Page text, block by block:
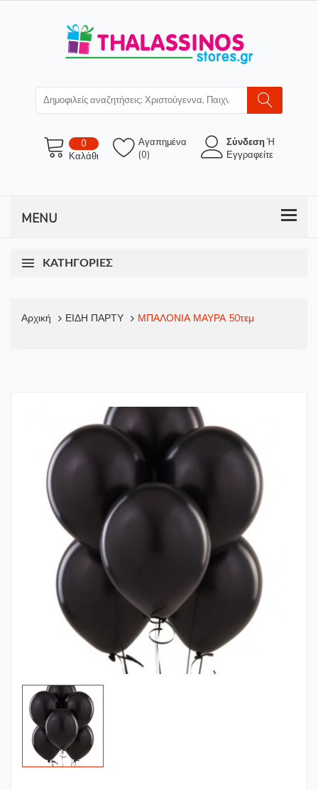
0
Καλάθι
Αγαπημένα
(0)
ΣύνδεσηΉ
Εγγραφείτε
ΚΑΤΗΓΟΡΊΕΣ
Αρχική ΕΙΔΗ ΠΑΡΤΥ ΜΠΑΛΟΝΙΑ ΜΑΥΡΑ 50τεμ